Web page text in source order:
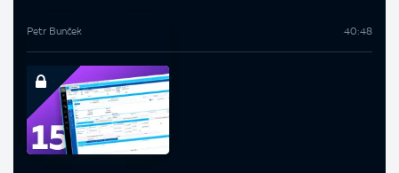
Petr Bunček 40:48